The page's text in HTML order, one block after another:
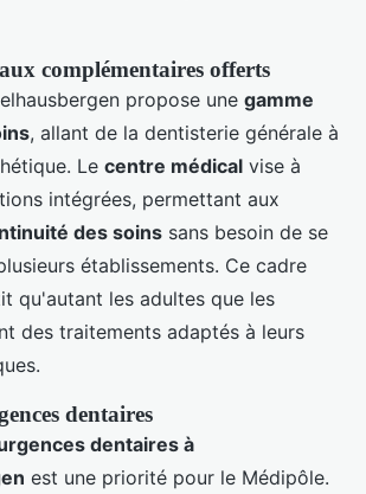
complémentaires offerts
propose une gamme
, allant de la dentisterie générale à
Le centre médical vise à
intégrées, permettant aux
des soins sans besoin de se
établissements. Ce cadre
qu'autant les adultes que les
des traitements adaptés à leurs
dentaires
dentaires à
est une priorité pour le Médipôle.